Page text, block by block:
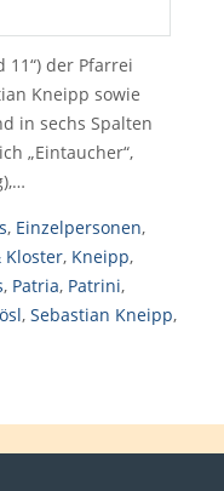
11“) der Pfarrei
Kneipp sowie
in sechs Spalten
„Eintaucher“,
, Einzelpersonen,
Kloster, Kneipp,
, Patria, Patrini,
, Sebastian Kneipp,